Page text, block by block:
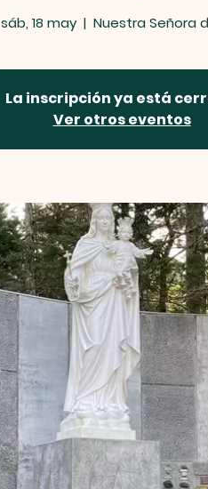
sáb, 18 may
  |
Nuestra Señora
La inscripción ya está
Ver otros eventos